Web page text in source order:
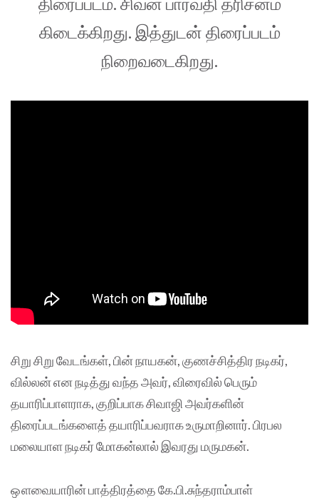
கிடைக்கிறது. இத்துடன் திரைப்படம்
நிறைவடைகிறது.
சிறு சிறு வேடங்கள், பின் நாயகன், குணச்சித்திர நடிகர்,
வில்லன் என நடித்து வந்த அவர், விரைவில் பெரும்
தயாரிப்பாளராக, குறிப்பாக சிவாஜி அவர்களின்
திரைப்படங்களைத் தயாரிப்பவராக உருமாறினார். பிரபல
மலையாள நடிகர் மோகன்லால் இவரது மருமகன்.
ஔவையாரின் பாத்திரத்தை கே.பி.சுந்தராம்பாள்